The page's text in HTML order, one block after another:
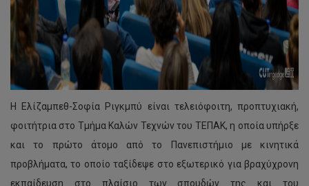
Η Ελίζαμπεθ-Σοφία Ριγκμπύ είναι τελειόφοιτη, προπτυχιακή,
φοιτήτρια στο Τμήμα Καλών Τεχνών του ΤΕΠΑΚ, η οποία υπήρξε
και το πρώτο άτομο από το Πανεπιστήμιο με κινητικά
προβλήματα, το οποίο ταξίδεψε στο εξωτερικό για βραχύχρονη
εκπαίδευση στο πλαίσιο των σπουδών της και του